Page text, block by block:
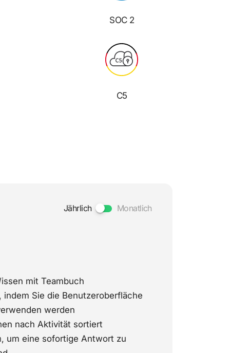
SOC 2
C5
Jährlich Monatlich
mit Teambuch
Sie die Benutzeroberfläche
werden
nach Aktivität sortiert
um eine sofortige Antwort zu